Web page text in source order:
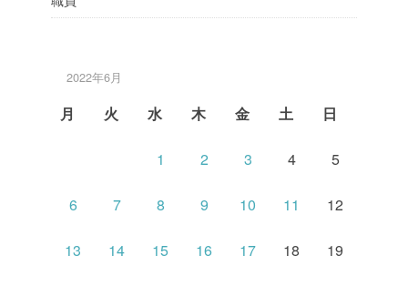
2022年6月
月 火 水 木 金 土 日
1 2 3 4 5
6 7 8 9 10 11 12
13 14 15 16 17 18 19